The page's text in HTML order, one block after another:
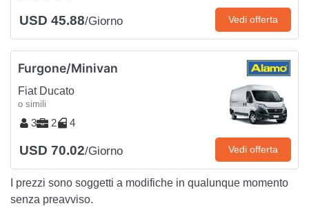
USD 45.88/Giorno Vedi offerta
Furgone/Minivan
Fiat Ducato
o simili
3 2 4
USD 70.02/Giorno Vedi offerta
I prezzi sono soggetti a modifiche in qualunque momento
senza preavviso.